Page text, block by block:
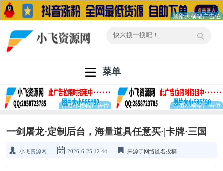
菜单
一剑屠龙·定制后台，海量道具任意买·|卡牌·三国
小飞资源网 2026-6-25 12:44 来源于网络匿名投稿